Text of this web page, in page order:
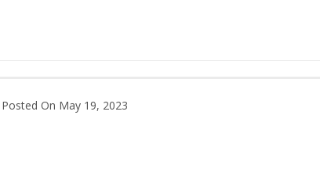
Posted On May 19, 2023